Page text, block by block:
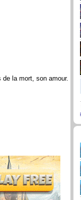
de la mort, son amour.